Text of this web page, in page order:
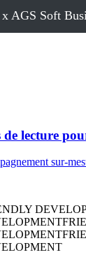
AGS Soft
de lecture
sur-